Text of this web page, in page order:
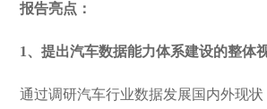
报告亮点：
1、提出汽车数据能力体系建设的整体
通过调研汽车行业数据发展国内外现